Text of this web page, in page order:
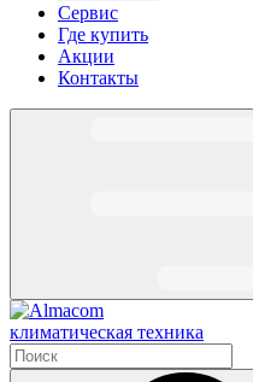
Сервис
Где купить
Акции
Контакты
климатическая техника